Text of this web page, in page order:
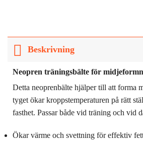
Beskrivning
Neopren träningsbälte för
Detta neoprenbälte hjälper till att forma
tyget ökar kroppstemperaturen på rätt
fasthet. Passar både vid träning och vid
Ökar värme och svettning för effektiv